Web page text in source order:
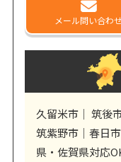
メール問い合わ
久留米市｜ 筑後
筑紫野市｜春日
県・佐賀県対応